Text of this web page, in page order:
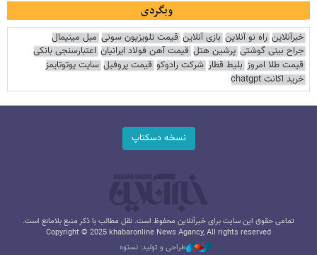
وبگردی
خبرآنلاین راه نو آنلاین بازی آنلاین قیمت تلویزیون سونی مبل مینیمال
جراح بینی گوشتی پرشین هتل قیمت آهن فولاد ایرانیان اعتبارسنجی بانکی
قیمت طلا امروز بلیط قطار شرکت رادوکو قیمت پروفیل سایت یوتوتایمز
خرید اکانت chatgpt
نسخه دسکتاپ
تمامی حقوق این سایت برای خبرآنلاین محفوظ است. نقل مطالب با ذکر منبع بلامانع است.
Copyright © 2025 khabaronline News Agancy, All rights reserved
طراحی و تولید: نستوه